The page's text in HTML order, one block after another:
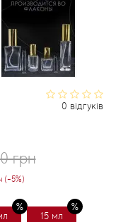
0 відгуків
грн
(-5%)
15 мл